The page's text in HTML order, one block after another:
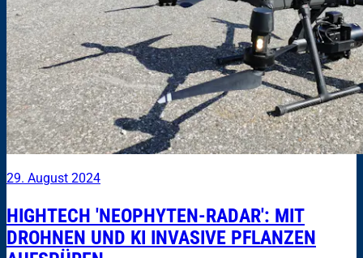
29. August 2024
HIGHTECH 'NEOPHYTEN-RADAR': MIT
DROHNEN UND KI INVASIVE PFLANZEN